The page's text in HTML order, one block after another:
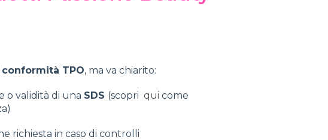
TPO, ma va chiarito:
o validità di una SDS (scopri qui come
richiesta in caso di controlli